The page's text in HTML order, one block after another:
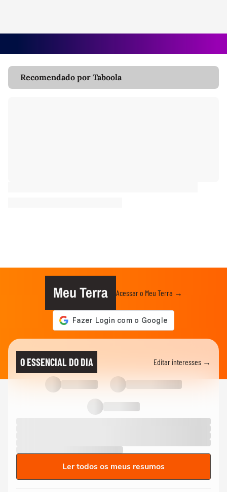
Recomendado por Taboola
Meu Terra Acessar o Meu Terra →
O ESSENCIAL DO DIA Editar interesses →
Ler todos os meus resumos